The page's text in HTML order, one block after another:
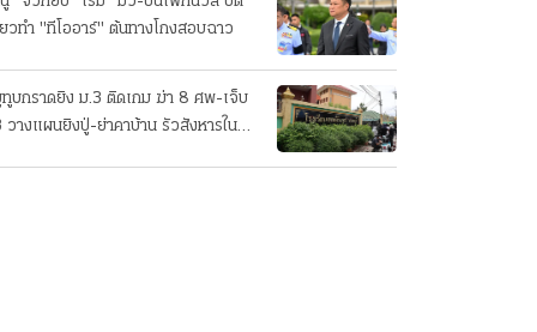
วทํา "ทีโออาร์" ต้นทางโกงสอบฉาว
บกราดยิง ม.3 ติดเกม ฆ่า 8 ศพ-เจ็บ
วางแผนยิงปู่-ย่าคาบ้าน รัวสังหารใน